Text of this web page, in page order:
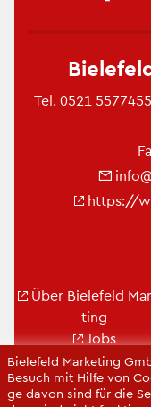
Bie­le­feld Mar­ke­ting
Be­such mit Hilfe von
ge davon sind für die
Tel. 0521
https://​
Über Bie­le­feld
ting
Jobs
Kon­takt
Pres­se